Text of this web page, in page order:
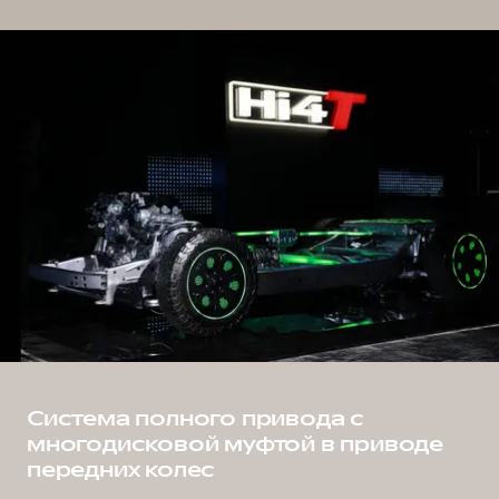
Система полного привода с
многодисковой муфтой в приводе
передних колес